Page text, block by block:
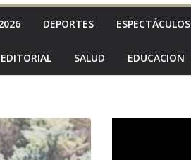
DEPORTES ESPECTÁCULOS
EDITORIAL SALUD EDUCACION